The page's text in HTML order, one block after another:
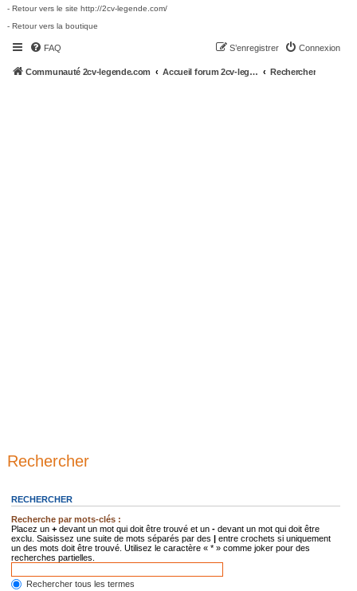
- Retour vers le site http://2cv-legende.com/
- Retour vers la boutique
FAQ Connexion
S’enregistrer
Communauté 2cv-legende.com Accueil forum 2cv-legende.com Rechercher
Rechercher
RECHERCHER
Recherche par mots-clés :
Placez un + devant un mot qui doit être trouvé et un - devant un mot qui doit être
exclu. Saisissez une suite de mots séparés par des | entre crochets si uniquement
un des mots doit être trouvé. Utilisez le caractère « * » comme joker pour des
recherches partielles.
Rechercher tous les termes